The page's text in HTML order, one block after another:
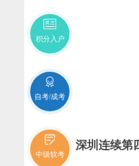
深圳连续第四
积分入户
自考/成考
中级软考